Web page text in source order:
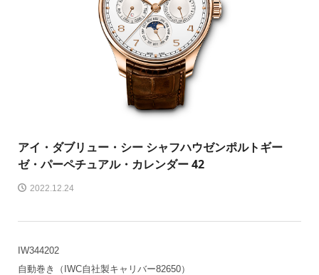
アイ・ダブリュー・シー シャフハウゼンポルトギー
ゼ・パーペチュアル・カレンダー 42
2022.12.24
IW344202
自動巻き（IWC自社製キャリバー82650）